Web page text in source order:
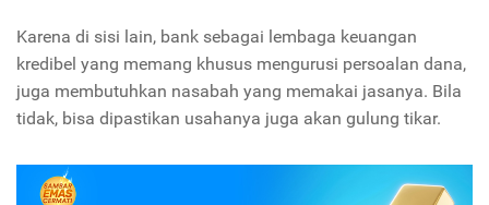
Karena di sisi lain, bank sebagai lembaga keuangan
kredibel yang memang khusus mengurusi persoalan dana,
juga membutuhkan nasabah yang memakai jasanya. Bila
tidak, bisa dipastikan usahanya juga akan gulung tikar.